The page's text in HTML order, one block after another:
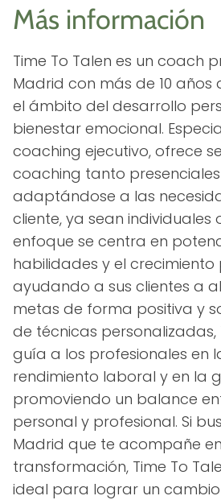
Más información
Time To Talen es un coach
Madrid con más de 10 años
el ámbito del desarrollo
bienestar emocional.
coaching ejecutivo, ofrece
coaching tanto
adaptándose a las
cliente, ya sean individuales
enfoque se centra en
habilidades y el crecimiento
ayudando a sus clientes a
metas de forma positiva y
de técnicas personalizadas,
guía a los profesionales en
rendimiento laboral y en la
promoviendo un balance
personal y profesional. Si
Madrid que te acompañe
transformación, Time To
ideal para lograr un